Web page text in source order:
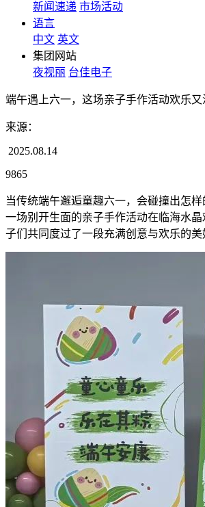
新闻速递 市场活动
语言
中文 英文
集团网站
夜视丽 台佳电子
端午遇上六一，这场亲子手作活动欢乐又
来源：
2025.08.14
9865
当传统端午邂逅童趣六一，会碰撞出怎样
一场别开生面的亲子手作活动在临海水
子们共同度过了一段充满创意与欢乐的美